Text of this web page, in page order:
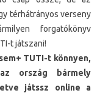
térhátrányos verseny
forgatókönyv
t játszani!
TUTI-t könnyen,
ország bármely
játssz online a